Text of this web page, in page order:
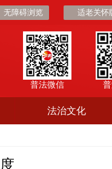
无障碍浏览 适老关怀
普法微信
法治文化